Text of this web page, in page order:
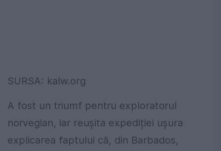
SURSA: kalw.org
A fost un triumf pentru exploratorul
norvegian, iar reușita expediției ușura
explicarea faptului că, din Barbados,